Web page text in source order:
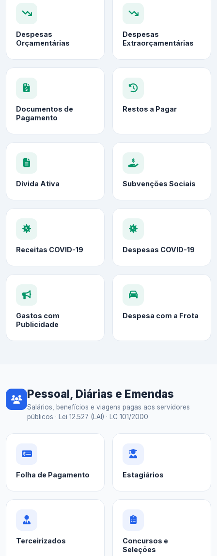
Despesas
Orçamentárias
Despesas
Extraorçamentárias
Documentos de
Pagamento
Restos a Pagar
Dívida Ativa Subvenções Sociais
Receitas COVID-19 Despesas COVID-19
Gastos com
Publicidade
Despesa com a Frota
Pessoal, Diárias e Emendas
Salários, benefícios e viagens pagas aos servidores
públicos · Lei 12.527 (LAI) · LC 101/2000
Folha de Pagamento Estagiários
Terceirizados
Concursos e
Seleções